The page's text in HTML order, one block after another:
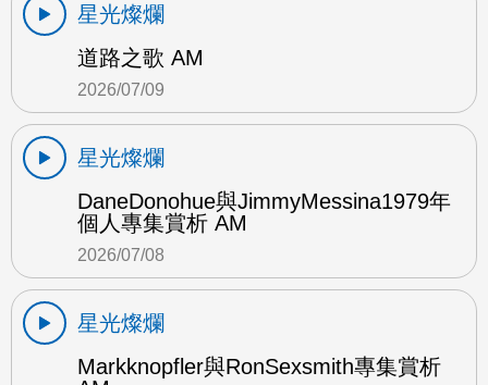
星光燦爛
道路之歌 AM
2026/07/09
星光燦爛
DaneDonohue與JimmyMessina1979年
個人專集賞析 AM
2026/07/08
星光燦爛
Markknopfler與RonSexsmith專集賞析